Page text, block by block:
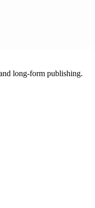
long-form publishing.